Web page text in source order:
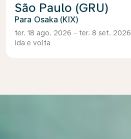
São Paulo (GRU)
Osaka (KIX)
ter. 18 ago. 2026 - ter. 8 set. 2026
Ida e volta